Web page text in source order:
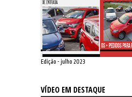
Edição - julho 2023
VÍDEO EM DESTAQUE